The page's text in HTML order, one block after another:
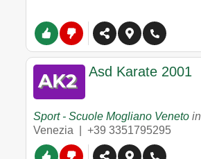
Asd Karate 2001
Sport - Scuole Mogliano Veneto in
Venezia | +39 3351795295